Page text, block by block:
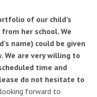
of our child’s
her school. We
name) could be given
We are very willing to
time and
do not hesitate to
looking forward to